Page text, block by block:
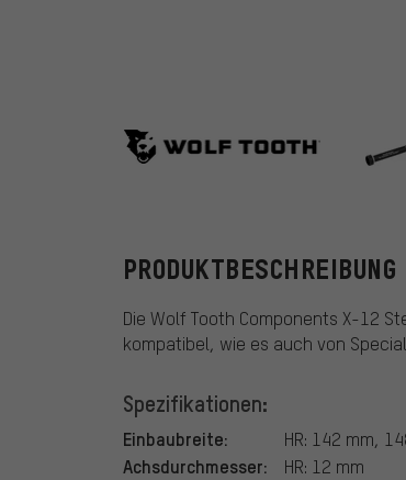
Wolf
PRODUKTBESCHREIBUNG
Die Wolf Tooth Components X-12
kompatibel, wie es auch von
Spezifikationen:
Einbaubreite: HR: 142 mm,
Achsdurchmesser: HR: 12 mm